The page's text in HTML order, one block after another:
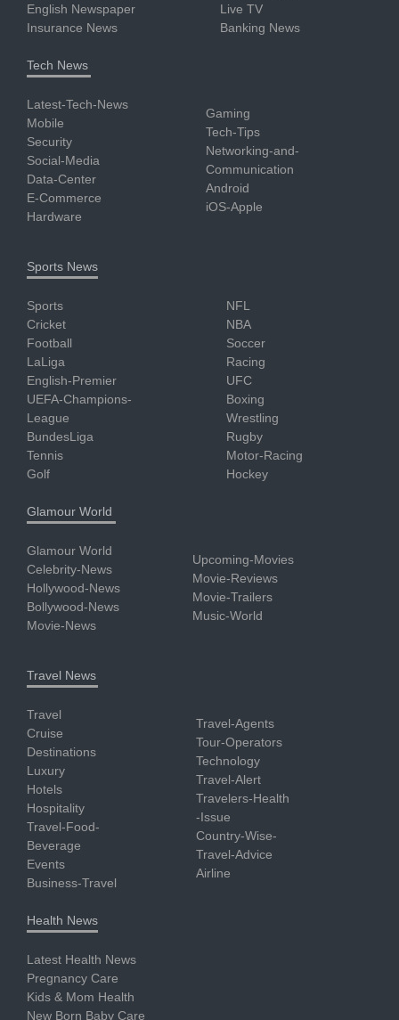
English Newspaper
Insurance News
Live TV
Banking News
Tech News
Latest-Tech-News
Mobile
Security
Social-Media
Data-Center
E-Commerce
Hardware
Gaming
Tech-Tips
Networking-and-
Communication
Android
iOS-Apple
Sports News
Sports
Cricket
Football
LaLiga
English-Premier
UEFA-Champions-
League
BundesLiga
Tennis
Golf
NFL
NBA
Soccer
Racing
UFC
Boxing
Wrestling
Rugby
Motor-Racing
Hockey
Glamour World
Glamour World
Celebrity-News
Hollywood-News
Bollywood-News
Movie-News
Upcoming-Movies
Movie-Reviews
Movie-Trailers
Music-World
Travel News
Travel
Cruise
Destinations
Luxury
Hotels
Hospitality
Travel-Food-
Beverage
Events
Business-Travel
Travel-Agents
Tour-Operators
Technology
Travel-Alert
Travelers-Health
-Issue
Country-Wise-
Travel-Advice
Airline
Health News
Latest Health News
Pregnancy Care
Kids & Mom Health
New Born Baby Care